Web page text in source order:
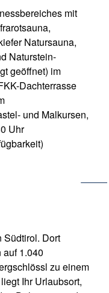
mit
Natursauna,
Naturstein-
geöffnet) im
Dachterrasse
und Malkursen,
Uhr
Südtirol. Dort
1.040
zu einem
Ihr Urlaubsort,